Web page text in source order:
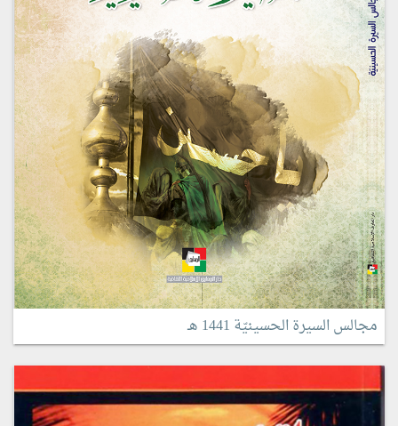
مجالس السيرة الحسينيّة 1441 هـ